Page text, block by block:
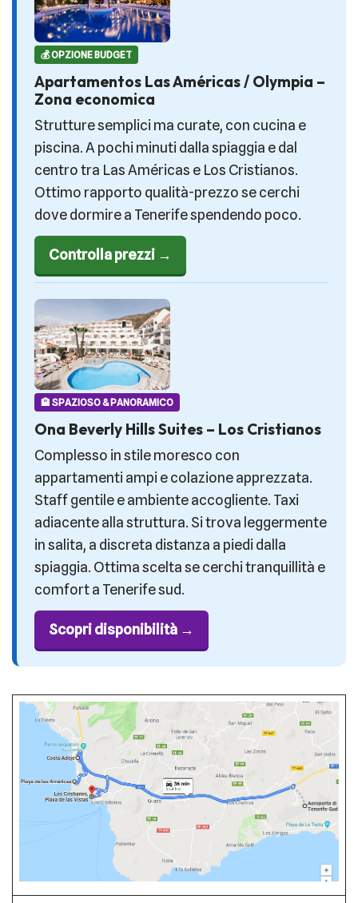
💰 OPZIONE BUDGET
Apartamentos Las Américas / Olympia –
Zona economica
Strutture semplici ma curate, con cucina e
piscina. A pochi minuti dalla spiaggia e dal
centro tra Las Américas e Los Cristianos.
Ottimo rapporto qualità-prezzo se cerchi
dove dormire a Tenerife spendendo poco.
Controlla prezzi →
🏨 SPAZIOSO & PANORAMICO
Ona Beverly Hills Suites – Los Cristianos
Complesso in stile moresco con
appartamenti ampi e colazione apprezzata.
Staff gentile e ambiente accogliente. Taxi
adiacente alla struttura. Si trova leggermente
in salita, a discreta distanza a piedi dalla
spiaggia. Ottima scelta se cerchi tranquillità e
comfort a Tenerife sud.
Scopri disponibilità →